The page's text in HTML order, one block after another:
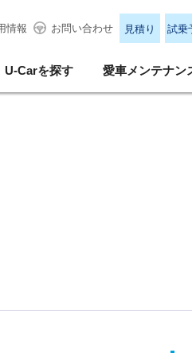
情報 お問い合わせ 見積り 試乗
U-Carを探す 愛車メンテナン